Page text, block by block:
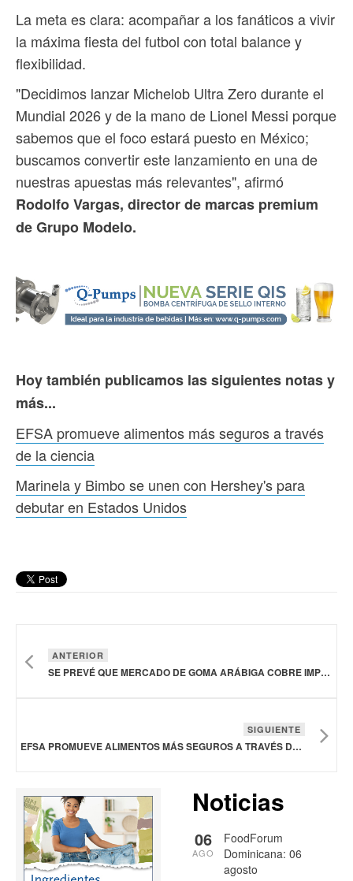
La meta es clara: acompañar a los fanáticos a vivir
la máxima fiesta del futbol con total balance y
flexibilidad.
"Decidimos lanzar Michelob Ultra Zero durante el
Mundial 2026 y de la mano de Lionel Messi porque
sabemos que el foco estará puesto en México;
buscamos convertir este lanzamiento en una de
nuestras apuestas más relevantes", afirmó
Rodolfo Vargas, director de marcas premium
de Grupo Modelo.
Hoy también publicamos las siguientes notas y
más...
EFSA promueve alimentos más seguros a través
de la ciencia
Marinela y Bimbo se unen con Hershey's para
debutar en Estados Unidos
ANTERIOR
SE PREVÉ QUE MERCADO DE GOMA ARÁBIGA COBRE IMPULSO POR DEMANDA DE INGREDIENTES CON ETIQUETA LIMPIA
SIGUIENTE
EFSA PROMUEVE ALIMENTOS MÁS SEGUROS A TRAVÉS DE LA CIENCIA
Noticias
FoodForum
Dominicana: 06
agosto
06
AGO